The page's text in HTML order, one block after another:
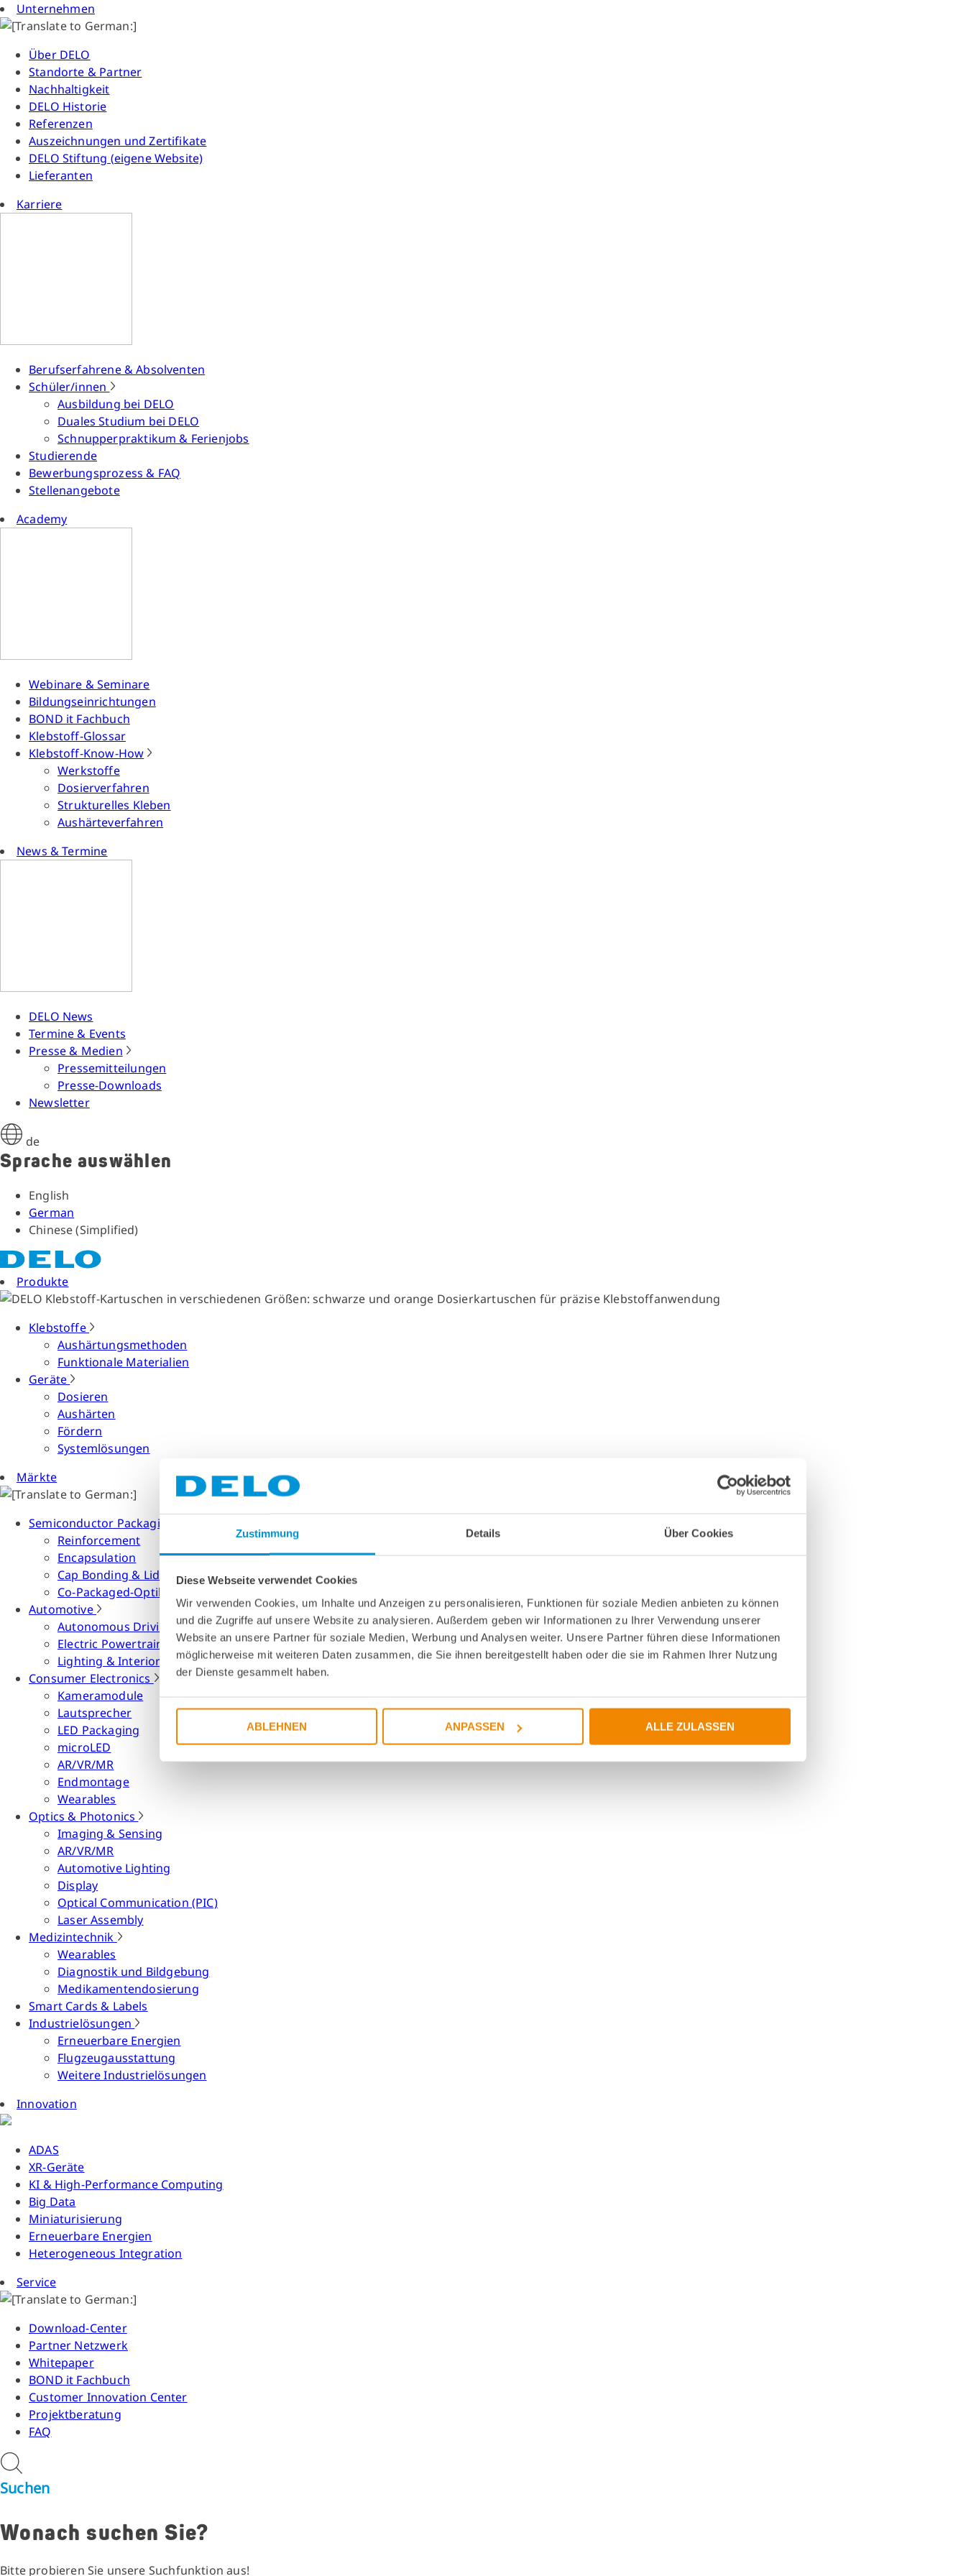
Zustimmung Details Über Cookies
Diese Webseite verwendet Cookies
Wir verwenden Cookies, um Inhalte und Anzeigen zu personalisieren, Funktionen für soziale Medien anbieten zu können
und die Zugriffe auf unsere Website zu analysieren. Außerdem geben wir Informationen zu Ihrer Verwendung unserer
Website an unsere Partner für soziale Medien, Werbung und Analysen weiter. Unsere Partner führen diese Informationen
möglicherweise mit weiteren Daten zusammen, die Sie ihnen bereitgestellt haben oder die sie im Rahmen Ihrer Nutzung
der Dienste gesammelt haben.
ABLEHNEN ANPASSEN ALLE ZULASSEN
Unternehmen
Über DELO
Standorte & Partner
Nachhaltigkeit
DELO Historie
Referenzen
Auszeichnungen und Zertifikate
DELO Stiftung (eigene Website)
Lieferanten
Karriere
Berufserfahrene & Absolventen
Schüler/innen
Ausbildung bei DELO
Duales Studium bei DELO
Schnupperpraktikum & Ferienjobs
Studierende
Bewerbungsprozess & FAQ
Stellenangebote
Academy
Webinare & Seminare
Bildungseinrichtungen
BOND it Fachbuch
Klebstoff-Glossar
Klebstoff-Know-How
Werkstoffe
Dosierverfahren
Strukturelles Kleben
Aushärteverfahren
News & Termine
DELO News
Termine & Events
Presse & Medien
Pressemitteilungen
Presse-Downloads
Newsletter
de
Sprache auswählen
English
German
Chinese (Simplified)
Produkte
Klebstoffe
Aushärtungsmethoden
Funktionale Materialien
Geräte
Dosieren
Aushärten
Fördern
Systemlösungen
Märkte
Semiconductor Packaging
Reinforcement
Encapsulation
Cap Bonding & Lid Attach
Co-Packaged-Optiken
Automotive
Autonomous Driving
Electric Powertrain
Lighting & Interior
Consumer Electronics
Kameramodule
Lautsprecher
LED Packaging
microLED
AR/VR/MR
Endmontage
Wearables
Optics & Photonics
Imaging & Sensing
AR/VR/MR
Automotive Lighting
Display
Optical Communication (PIC)
Laser Assembly
Medizintechnik
Wearables
Diagnostik und Bildgebung
Medikamentendosierung
Smart Cards & Labels
Industrielösungen
Erneuerbare Energien
Flugzeugausstattung
Weitere Industrielösungen
Innovation
ADAS
XR-Geräte
KI & High-Performance Computing
Big Data
Miniaturisierung
Erneuerbare Energien
Heterogeneous Integration
Service
Download-Center
Partner Netzwerk
Whitepaper
BOND it Fachbuch
Customer Innovation Center
Projektberatung
FAQ
Suchen
Wonach suchen Sie?
Bitte probieren Sie unsere Suchfunktion aus!